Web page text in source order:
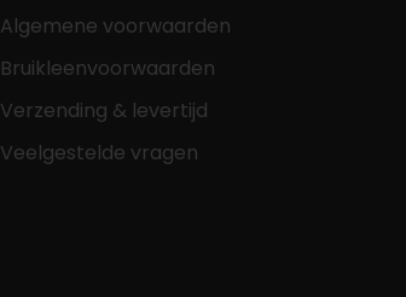
Algemene voorwaarden
Bruikleenvoorwaarden
Verzending & levertijd
Veelgestelde vragen